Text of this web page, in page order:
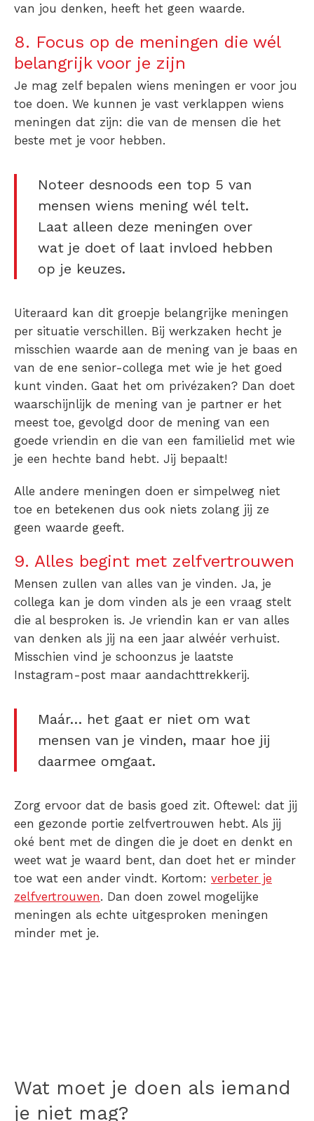
van jou denken, heeft het geen waarde.
8. Focus op de meningen die wél
belangrijk voor je zijn
Je mag zelf bepalen wiens meningen er voor jou
toe doen. We kunnen je vast verklappen wiens
meningen dat zijn: die van de mensen die het
beste met je voor hebben.
Noteer desnoods een top 5 van
mensen wiens mening wél telt.
Laat alleen deze meningen over
wat je doet of laat invloed hebben
op je keuzes.
Uiteraard kan dit groepje belangrijke meningen
per situatie verschillen. Bij werkzaken hecht je
misschien waarde aan de mening van je baas en
van de ene senior-collega met wie je het goed
kunt vinden. Gaat het om privézaken? Dan doet
waarschijnlijk de mening van je partner er het
meest toe, gevolgd door de mening van een
goede vriendin en die van een familielid met wie
je een hechte band hebt. Jij bepaalt!
Alle andere meningen doen er simpelweg niet
toe en betekenen dus ook niets zolang jij ze
geen waarde geeft.
9. Alles begint met zelfvertrouwen
Mensen zullen van alles van je vinden. Ja, je
collega kan je dom vinden als je een vraag stelt
die al besproken is. Je vriendin kan er van alles
van denken als jij na een jaar alwéér verhuist.
Misschien vind je schoonzus je laatste
Instagram-post maar aandachttrekkerij.
Maár… het gaat er niet om wat
mensen van je vinden, maar hoe jij
daarmee omgaat.
Zorg ervoor dat de basis goed zit. Oftewel: dat jij
een gezonde portie zelfvertrouwen hebt. Als jij
oké bent met de dingen die je doet en denkt en
weet wat je waard bent, dan doet het er minder
toe wat een ander vindt. Kortom: verbeter je
zelfvertrouwen. Dan doen zowel mogelijke
meningen als echte uitgesproken meningen
minder met je.
Wat moet je doen als iemand
je niet mag?